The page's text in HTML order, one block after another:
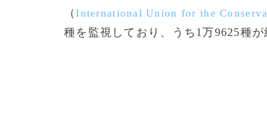
（International Union for the
種を監視しており、うち1万9625種